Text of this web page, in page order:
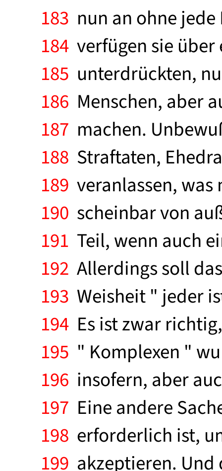
183 nun an ohne
184 verfügen sie
185 unterdrückten,
186 Menschen, aber
187 machen.
188 Straftaten,
189 veranlassen,
190 scheinbar von
191 Teil, wenn auch
192 Allerdings soll
193 Weisheit " jeder
194 Es ist zwar
195 " Komplexen "
196 insofern, aber
197 Eine andere
198 erforderlich ist,
199 akzeptieren. Und